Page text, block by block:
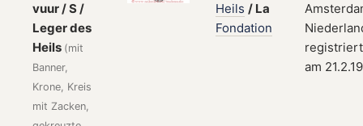
vuur / S /
Leger des
Heils (mit
Banner,
Krone, Kreis
mit Zacken,
Heils / La
Fondation
registriert
am